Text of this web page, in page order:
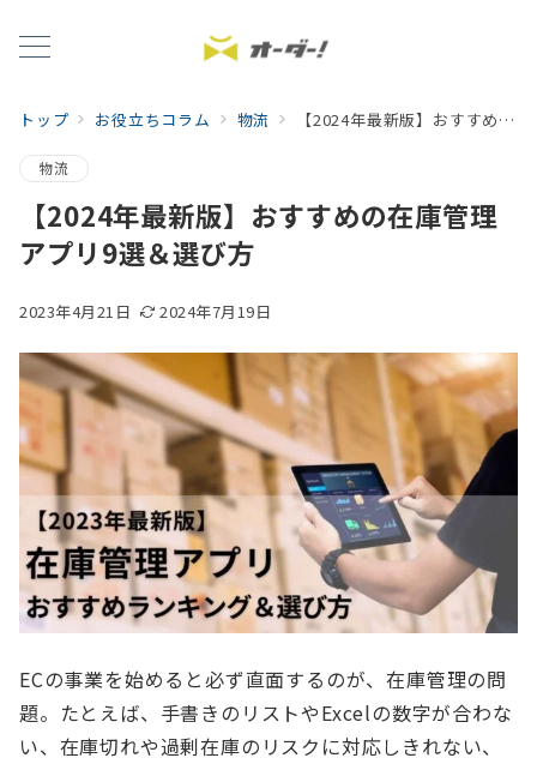
トップ お役立ちコラム 物流 【2024年最新版】おすすめの在庫管理アプリ9選＆選び方
物流
【2024年最新版】おすすめの在庫管理
アプリ9選＆選び方
2023年4月21日 2024年7月19日
ECの事業を始めると必ず直面するのが、在庫管理の問
題。たとえば、手書きのリストやExcelの数字が合わな
い、在庫切れや過剰在庫のリスクに対応しきれない、